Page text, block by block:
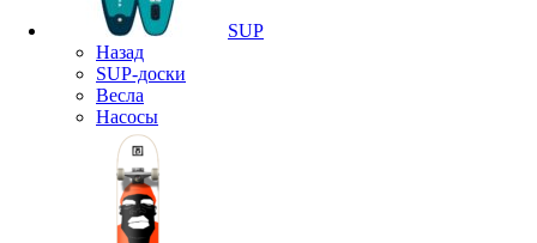
SUP
Назад
SUP-доски
Весла
Насосы